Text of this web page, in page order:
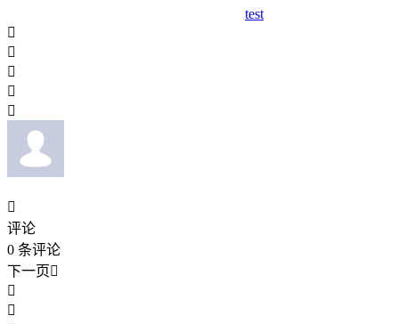
test






评论
0 条评论
下一页

